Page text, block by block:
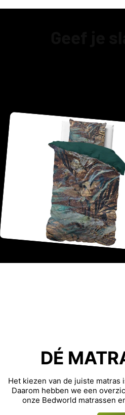
DÉ
Het kiezen van de juiste
Daarom hebben we een
onze Bedworld matrassen